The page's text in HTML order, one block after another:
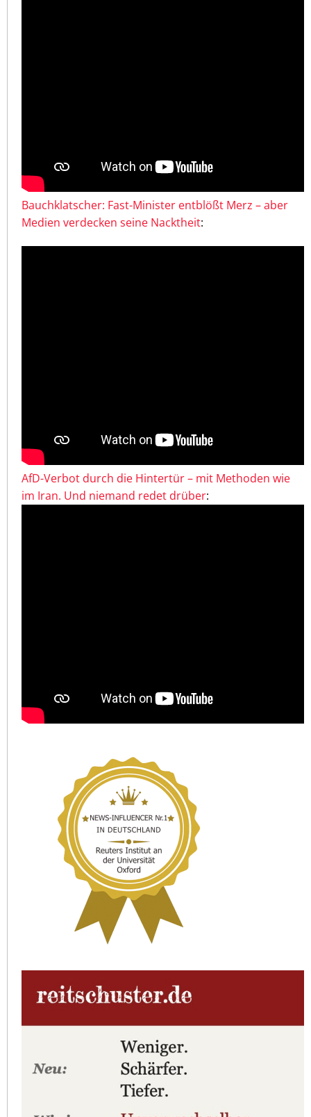
Bauchklatscher: Fast-Minister entblößt Merz – aber
Medien verdecken seine Nacktheit:
AfD-Verbot durch die Hintertür – mit Methoden wie
im Iran. Und niemand redet drüber: